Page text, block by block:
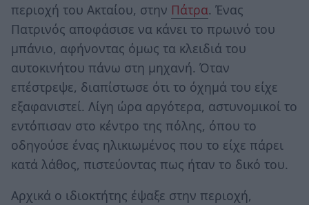
περιοχή του Ακταίου, στην Πάτρα. Ένας
Πατρινός αποφάσισε να κάνει το πρωινό του
μπάνιο, αφήνοντας όμως τα κλειδιά του
αυτοκινήτου πάνω στη μηχανή. Όταν
επέστρεψε, διαπίστωσε ότι το όχημά του είχε
εξαφανιστεί. Λίγη ώρα αργότερα, αστυνομικοί το
εντόπισαν στο κέντρο της πόλης, όπου το
οδηγούσε ένας ηλικιωμένος που το είχε πάρει
κατά λάθος, πιστεύοντας πως ήταν το δικό του.
Αρχικά ο ιδιοκτήτης έψαξε στην περιοχή,